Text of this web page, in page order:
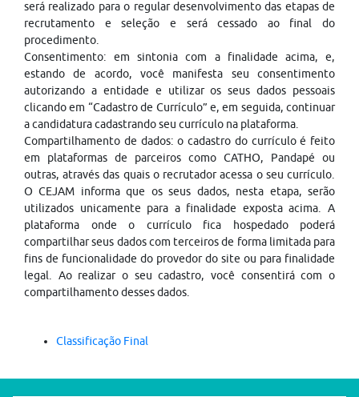
será realizado para o regular desenvolvimento das etapas de
recrutamento e seleção e será cessado ao final do
procedimento.
Consentimento: em sintonia com a finalidade acima, e,
estando de acordo, você manifesta seu consentimento
autorizando a entidade e utilizar os seus dados pessoais
clicando em “Cadastro de Currículo” e, em seguida, continuar
a candidatura cadastrando seu currículo na plataforma.
Compartilhamento de dados: o cadastro do currículo é feito
em plataformas de parceiros como CATHO, Pandapé ou
outras, através das quais o recrutador acessa o seu currículo.
O CEJAM informa que os seus dados, nesta etapa, serão
utilizados unicamente para a finalidade exposta acima. A
plataforma onde o currículo fica hospedado poderá
compartilhar seus dados com terceiros de forma limitada para
fins de funcionalidade do provedor do site ou para finalidade
legal. Ao realizar o seu cadastro, você consentirá com o
compartilhamento desses dados.
Classificação Final